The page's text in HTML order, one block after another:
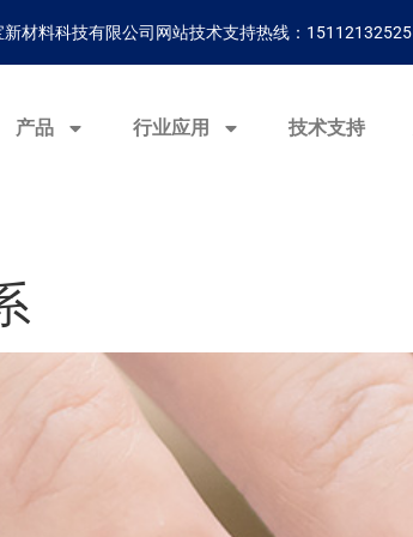
材料科技有限公司网站技术支持热线：15112132525
产品 行业应用 技术支持